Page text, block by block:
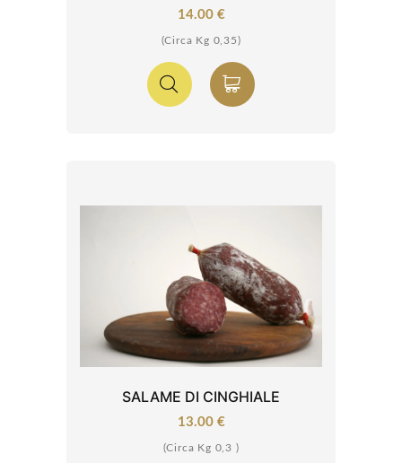
14.00 €
(Circa Kg 0,35)
SALAME DI CINGHIALE
13.00 €
(Circa Kg 0,3 )